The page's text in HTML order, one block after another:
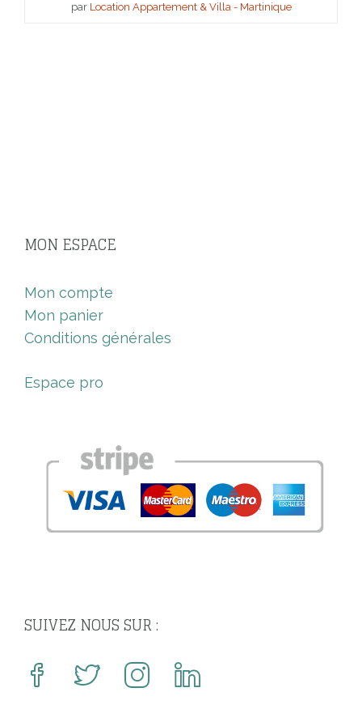
par Location Appartement & Villa - Martinique
MON ESPACE
Mon compte
Mon panier
Conditions générales
Espace pro
SUIVEZ NOUS SUR :